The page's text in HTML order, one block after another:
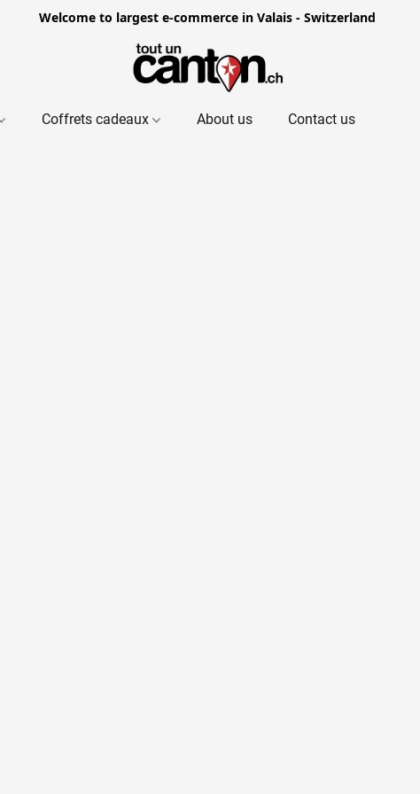
Welcome to largest e-commerce in Valais - Switzerland
Coffrets cadeaux About us Contact us